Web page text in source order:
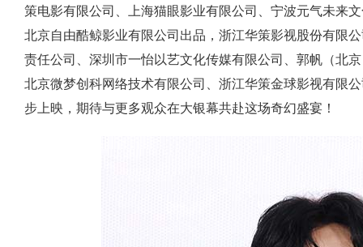
策电影有限公司、上海猫眼影业有限公司、宁波元气未来
北京自由酷鲸影业有限公司出品，浙江华策影视股份有限
责任公司、深圳市一怡以艺文化传媒有限公司、郭帆（北
北京微梦创科网络技术有限公司、浙江华策金球影视有限
步上映，期待与更多观众在大银幕共赴这场奇幻盛宴！